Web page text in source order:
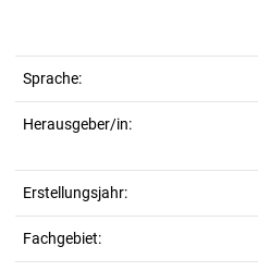
Sprache:
Herausgeber/in:
Erstellungsjahr:
Fachgebiet: